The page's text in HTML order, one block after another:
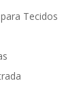
Tecidos